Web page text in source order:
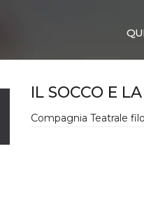
IL SOCCO E
Compagnia Teatrale